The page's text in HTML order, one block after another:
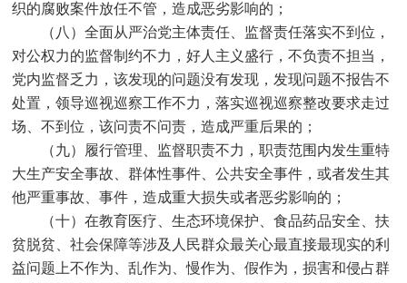
织的腐败案件放任不管，造成恶劣影响的；
（八）全面从严治党主体责任、监督责任落实不到位，
对公权力的监督制约不力，好人主义盛行，不负责不担当，
党内监督乏力，该发现的问题没有发现，发现问题不报告不
处置，领导巡视巡察工作不力，落实巡视巡察整改要求走过
场、不到位，该问责不问责，造成严重后果的；
（九）履行管理、监督职责不力，职责范围内发生重特
大生产安全事故、群体性事件、公共安全事件，或者发生其
他严重事故、事件，造成重大损失或者恶劣影响的；
（十）在教育医疗、生态环境保护、食品药品安全、扶
贫脱贫、社会保障等涉及人民群众最关心最直接最现实的利
益问题上不作为、乱作为、慢作为、假作为，损害和侵占群